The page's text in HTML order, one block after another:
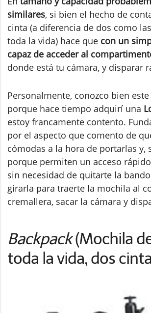
similares, si bien el hecho de
cinta (a diferencia de dos como
toda la vida) hace que con un
capaz de acceder al
donde está tu cámara, y disparar
Personalmente, conozco bien
porque hace tiempo adquirí una
estoy francamente contento.
por el aspecto que comento de
cómodas a la hora de portarlas y,
porque permiten un acceso
sin necesidad de quitarte la
girarla para traerte la mochila al
cremallera, sacar la cámara y
Backpack(Mochila
toda la vida, dos